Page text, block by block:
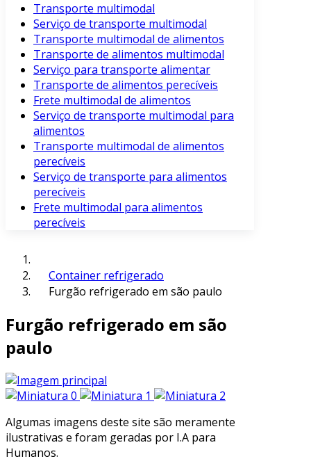
Transporte multimodal
Serviço de transporte multimodal
Transporte multimodal de alimentos
Transporte de alimentos multimodal
Serviço para transporte alimentar
Transporte de alimentos perecíveis
Frete multimodal de alimentos
Serviço de transporte multimodal para
alimentos
Transporte multimodal de alimentos
perecíveis
Serviço de transporte para alimentos
perecíveis
Frete multimodal para alimentos
perecíveis
Container refrigerado
Furgão refrigerado em são paulo
Furgão refrigerado em são
paulo
Algumas imagens deste site são meramente
ilustrativas e foram geradas por I.A para
Humanos.